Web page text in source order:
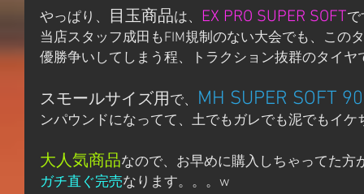
やっぱり、 目玉商品は、 EX PRO SUPER SOFT
当店スタッフ成田もFIM規制のない大会でも、この
優勝争いしてしまう程、トラクション抜群のタイヤ
スモールサイズ用で、 MH SUPER SOFT
ンパウンドになってて、土でもガレでも泥でもイ
大人気商品なので、お早めに購入しちゃってた方
ガチ直ぐ完売なります。。。w